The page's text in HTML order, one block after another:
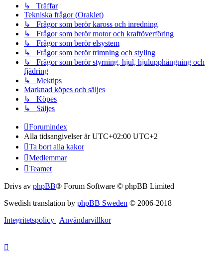
↳ Träffar
Tekniska frågor (Oraklet)
↳ Frågor som berör kaross och inredning
↳ Frågor som berör motor och kraftöverföring
↳ Frågor som berör elsystem
↳ Frågor som berör trimning och styling
↳ Frågor som berör styrning, hjul, hjulupphängning och
fjädring
↳ Mektips
Marknad köpes och säljes
↳ Köpes
↳ Säljes
Forumindex
Alla tidsangivelser är UTC+02:00 UTC+2
Ta bort alla kakor
Medlemmar
Teamet
Drivs av phpBB® Forum Software © phpBB Limited
Swedish translation by phpBB Sweden © 2006-2018
Integritetspolicy | Användarvillkor